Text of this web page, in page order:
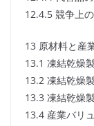
12.4.5 競争上
13 原材料と産
13.1 凍結乾燥
13.2 凍結乾燥
13.3 凍結乾燥
13.4 産業バリ